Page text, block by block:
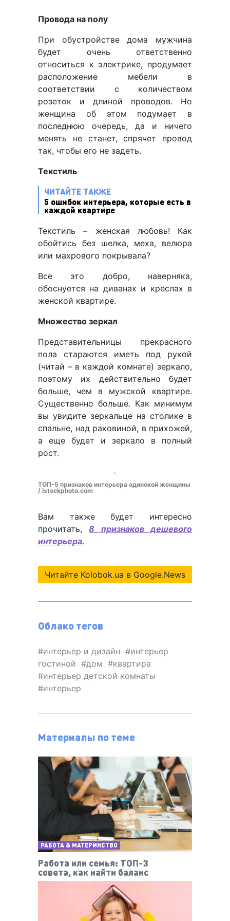
Провода на полу
При обустройстве дома мужчина
будет очень ответственно
относиться к электрике, продумает
расположение мебели в
соответствии с количеством
розеток и длиной проводов. Но
женщина об этом подумает в
последнюю очередь, да и ничего
менять не станет, спрячет провод
так, чтобы его не задеть.
Текстиль
ЧИТАЙТЕ ТАКЖЕ
5 ошибок интерьера, которые есть в
каждой квартире
Текстиль – женская любовь! Как
обойтись без шелка, меха, велюра
или махрового покрывала?
Все это добро, наверняка,
обоснуется на диванах и креслах в
женской квартире.
Множество зеркал
Представительницы прекрасного
пола стараются иметь под рукой
(читай – в каждой комнате) зеркало,
поэтому их действительно будет
больше, чем в мужской квартире.
Существенно больше. Как минимум
вы увидите зеркальце на столике в
спальне, над раковиной, в прихожей,
а еще будет и зеркало в полный
рост.
ТОП-5 признаков интерьера одинокой женщины
/ istockphoto.com
Вам также будет интересно
прочитать,8 признаков дешевого
интерьера.
Читайте Kolobok.ua в Google.News
Облако тегов
интерьер и дизайн
интерьер
гостиной
дом
квартира
интерьер детской комнаты
интерьер
Материалы по теме
РАБОТА & МАТЕРИНСТВО
Работа или семья: ТОП-3
совета, как найти баланс